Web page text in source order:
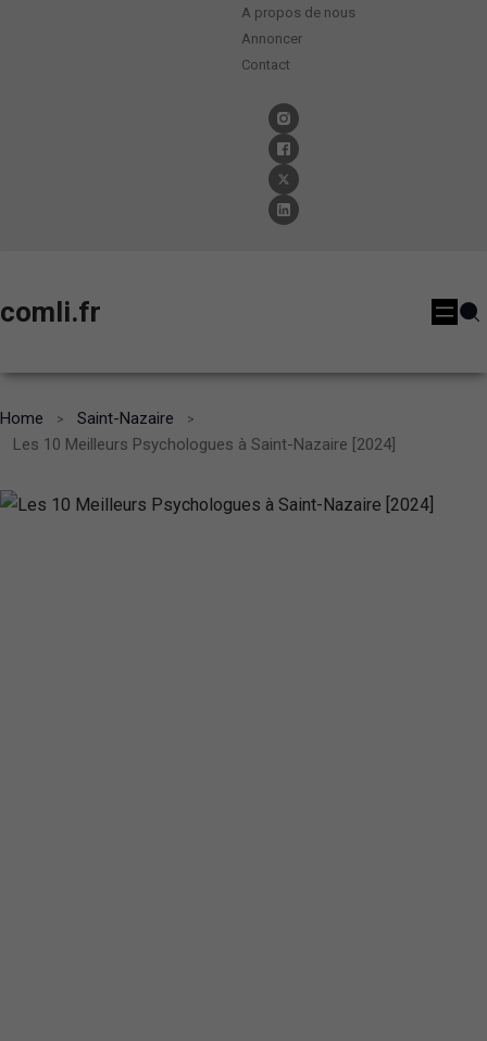
A propos de nous
Annoncer
Contact
comli.fr
Home
Saint-Nazaire
Les 10 Meilleurs Psychologues à Saint-Nazaire [2024]